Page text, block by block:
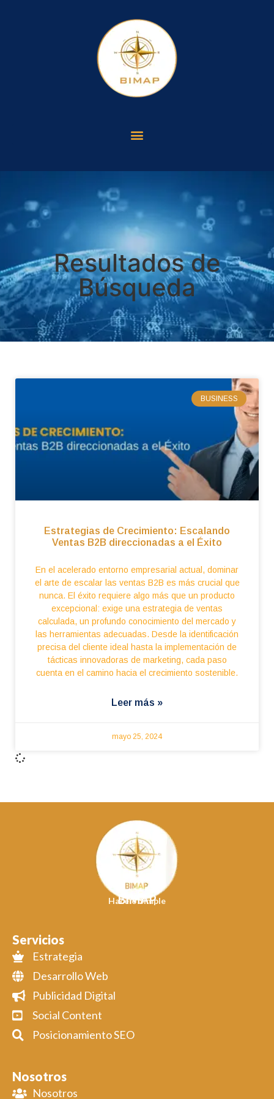
Resultados de
Búsqueda
BUSINESS
Estrategias de Crecimiento: Escalando
Ventas B2B direccionadas a el Éxito
En el acelerado entorno empresarial actual, dominar
el arte de escalar las ventas B2B es más crucial que
nunca. El éxito requiere algo más que un producto
excepcional: exige una estrategia de ventas
calculada, un profundo conocimiento del mercado y
las herramientas adecuadas. Desde la identificación
precisa del cliente ideal hasta la implementación de
tácticas innovadoras de marketing, cada paso
cuenta en el camino hacia el crecimiento sostenible.
Leer más »
mayo 25, 2024
BIMAP
Hacelo Simple
Servicios
Estrategia
Desarrollo Web
Publicidad Digital
Social Content
Posicionamiento SEO
Nosotros
Nosotros